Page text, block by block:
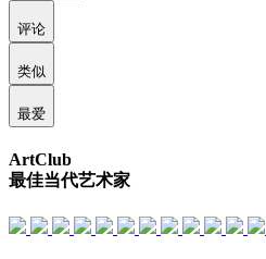
评论
类似
最爱
ArtClub
最佳当代艺术家